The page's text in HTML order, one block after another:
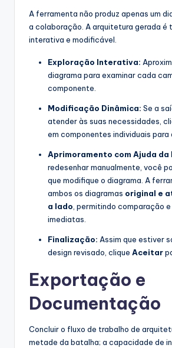
A ferramenta não produz apenas um
a colaboração. A arquitetura gerada é
interativa e modificável.
Exploração Interativa:
diagrama para examinar cada
componente.
Modificação Dinâmica: Se a
atender às suas necessidades,
em componentes individuais para
Aprimoramento com Ajuda da
redesenhar manualmente, você
que modifique o diagrama. A
ambos os diagramas original e
a lado , permitindo comparação
imediatas.
Finalização: Assim que estiver
design revisado, clique Aceitar
Exportação e
Documentação
Concluir o fluxo de trabalho de
metade da batalha; a capacidade de